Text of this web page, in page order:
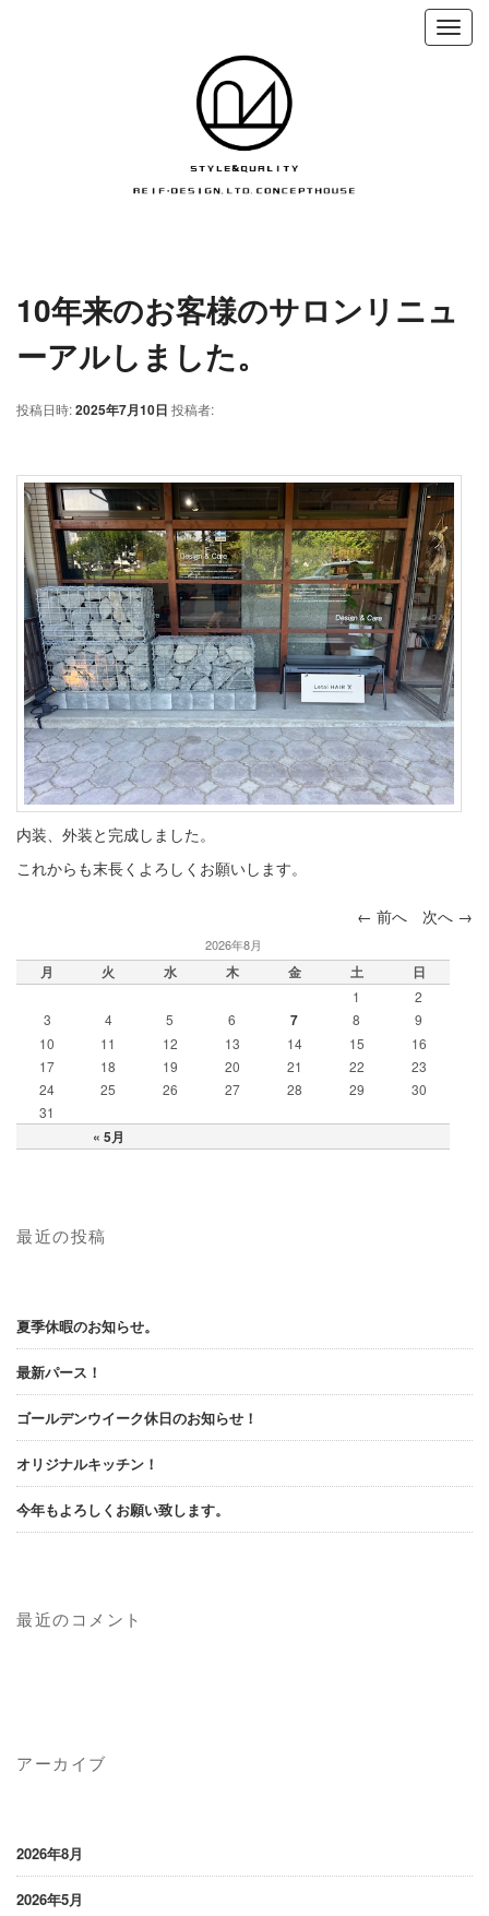
10年来のお客様のサロンリニュ
ーアルしました。
投稿日時:2025年7月10日 投稿者:
内装、外装と完成しました。
これからも末長くよろしくお願いします。
ゲーショ
← 前へ 次へ →
2026年8月
月 火 水 木 金 土 日
« 5月
1
2
3
4 5 6 7 8
9
10
11 12 13 14 15
16
17
18 19 20 21 22
23
24
25 26 27 28 29
30
31
最近の投稿
夏季休暇のお知らせ。
最新パース！
ゴールデンウイーク休日のお知らせ！
オリジナルキッチン！
今年もよろしくお願い致します。
最近のコメント
アーカイブ
2026年8月
2026年5月